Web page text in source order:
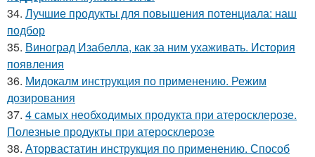
34. Лучшие продукты для повышения потенциала: наш
подбор
35. Виноград Изабелла, как за ним ухаживать. История
появления
36. Мидокалм инструкция по применению. Режим
дозирования
37. 4 самых необходимых продукта при атеросклерозе.
Полезные продукты при атеросклерозе
38. Аторвастатин инструкция по применению. Способ